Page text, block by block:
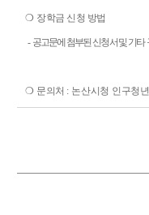
❍ 장학금 신청 방법
- 공고문에 첨부된 신청서 및 기
❍ 문의처 : 논산시청 인구청